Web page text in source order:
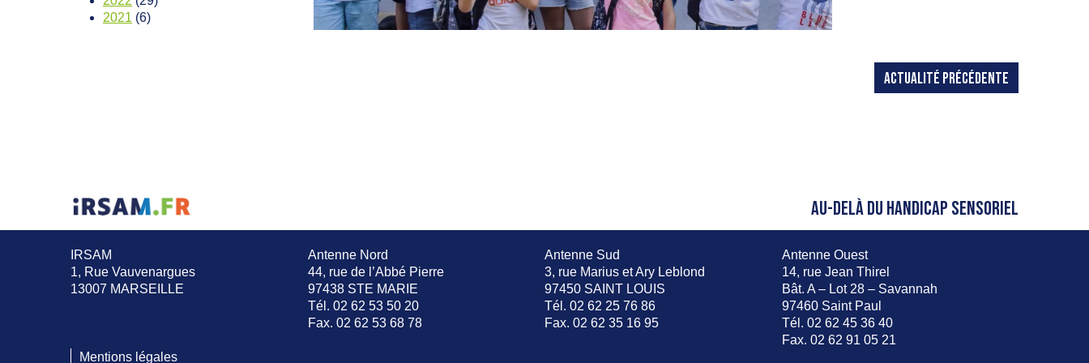
2021 (6)
ACTUALITÉ PRÉCÉDENTE
AU-DELÀ DU HANDICAP SENSORIEL
IRSAM
1, Rue Vauvenargues
13007 MARSEILLE
Antenne Nord
44, rue de l’Abbé Pierre
97438 STE MARIE
Tél. 02 62 53 50 20
Fax. 02 62 53 68 78
Antenne Sud
3, rue Marius et Ary Leblond
97450 SAINT LOUIS
Tél. 02 62 25 76 86
Fax. 02 62 35 16 95
Antenne Ouest
14, rue Jean Thirel
Bât. A – Lot 28 – Savannah
97460 Saint Paul
Tél. 02 62 45 36 40
Fax. 02 62 91 05 21
Mentions légales